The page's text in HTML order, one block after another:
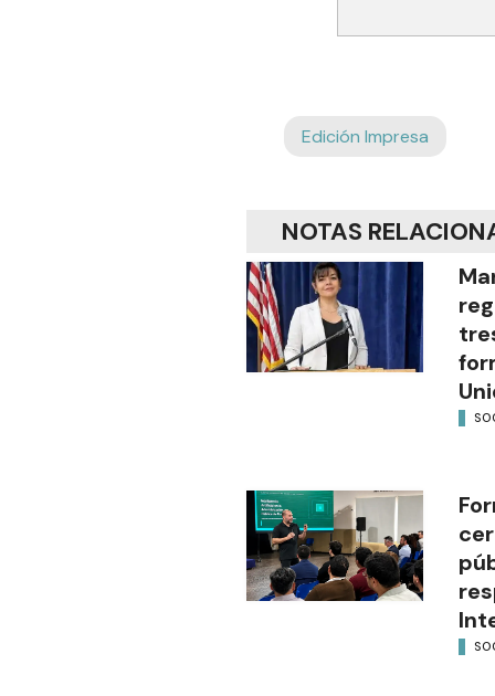
Edición Impresa
NOTAS